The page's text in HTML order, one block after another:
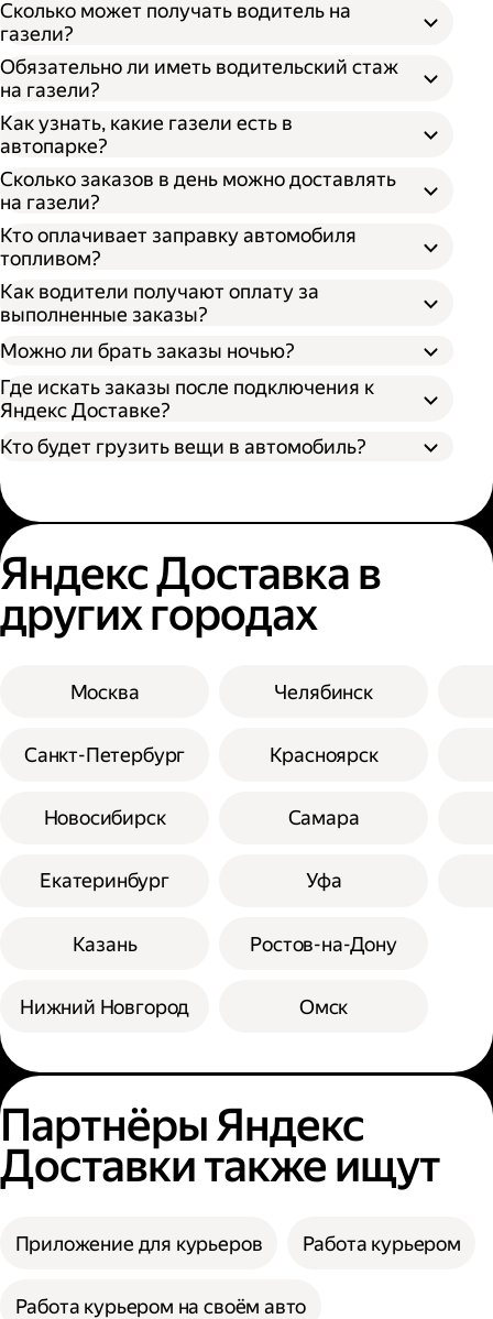
Сколько может получать водитель на
газели?
Обязательно ли иметь водительский стаж
на газели?
Как узнать, какие газели есть в
автопарке?
Сколько заказов в день можно доставлять
на газели?
Кто оплачивает заправку автомобиля
топливом?
Как водители получают оплату за
выполненные заказы?
Можно ли брать заказы ночью?
Где искать заказы после подключения к
Яндекс Доставке?
Кто будет грузить вещи в автомобиль?
Яндекс Доставка в
других городах
Москва
Санкт-Петербург
Новосибирск
Екатеринбург
Казань
Нижний Новгород
Челябинск
Красноярск
Самара
Уфа
Ростов-на-Дону
Омск
Партнёры Яндекс
Доставки также ищут
Приложение для курьеров Работа курьером
Работа курьером на своём авто